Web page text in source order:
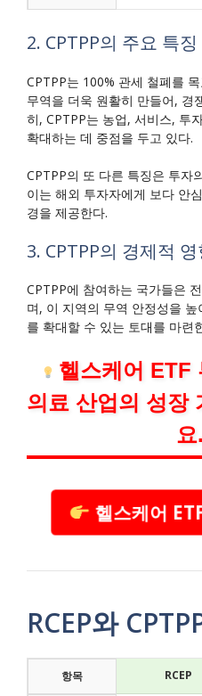
2. CPTPP의 주요 특징
CPTPP는 100% 관세 철폐를
무역을 더욱 원활히 만들어, 경
히, CPTPP는 농업, 서비스, 투
확대하는 데 중점을 두고 있다.
CPTPP의 또 다른 특징은 투자
이는 해외 투자자에게 보다 안
경을 제공한다.
3. CPTPP의 경제적
CPTPP에 참여하는 국가들은
며, 이 지역의 무역 안정성을
를 확대할 수 있는 토대를 마련
헬스케어 ETF
의료 산업의 성장
요.
헬스케어
RCEP와
항목 RCEP